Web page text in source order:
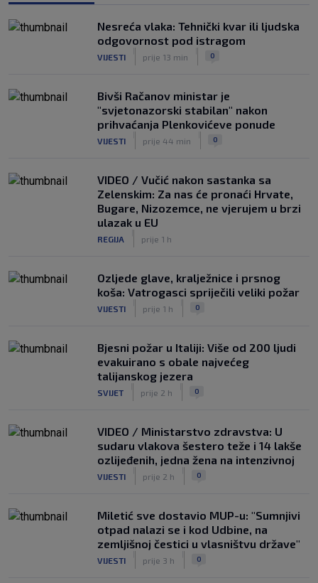
Majer predstavljen u AEK-u. Vlasnik
kluba: ‘Imaš tigrove oči, jako si
inteligentan’
Nesreća vlaka: Tehnički kvar ili ljudska
odgovornost pod istragom
VIJESTI prije 13 min 0
Bivši Račanov ministar je
"svjetonazorski stabilan" nakon
prihvaćanja Plenkovićeve ponude
VIJESTI prije 44 min 0
VIDEO / Vučić nakon sastanka sa
Zelenskim: Za nas će pronaći Hrvate,
Bugare, Nizozemce, ne vjerujem u brzi
ulazak u EU
REGIJA prije 1 h
Ozljede glave, kralježnice i prsnog
koša: Vatrogasci spriječili veliki požar
VIJESTI prije 1 h 0
Bjesni požar u Italiji: Više od 200 ljudi
evakuirano s obale najvećeg
talijanskog jezera
SVIJET prije 2 h 0
VIDEO / Ministarstvo zdravstva: U
sudaru vlakova šestero teže i 14 lakše
ozlijeđenih, jedna žena na intenzivnoj
VIJESTI prije 2 h 0
Miletić sve dostavio MUP-u: "Sumnjivi
otpad nalazi se i kod Udbine, na
zemljišnoj čestici u vlasništvu države"
VIJESTI prije 3 h 0